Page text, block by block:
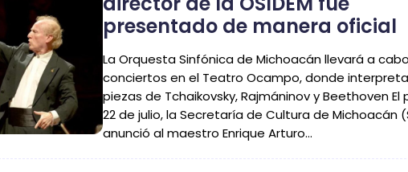
presentado de manera oficial
La Orquesta Sinfónica de Michoacán llevará a cabo
conciertos en el Teatro Ocampo, donde
piezas de Tchaikovsky, Rajmáninov y Beethoven El
22 de julio, la Secretaría de Cultura de Michoacán
anunció al maestro Enrique Arturo…